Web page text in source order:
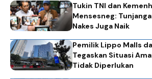
Tukin TNI dan
Mensesneg:
Nakes Juga Naik
Pemilik Lippo Malls
Tegaskan Situasi
Tidak Diperlukan